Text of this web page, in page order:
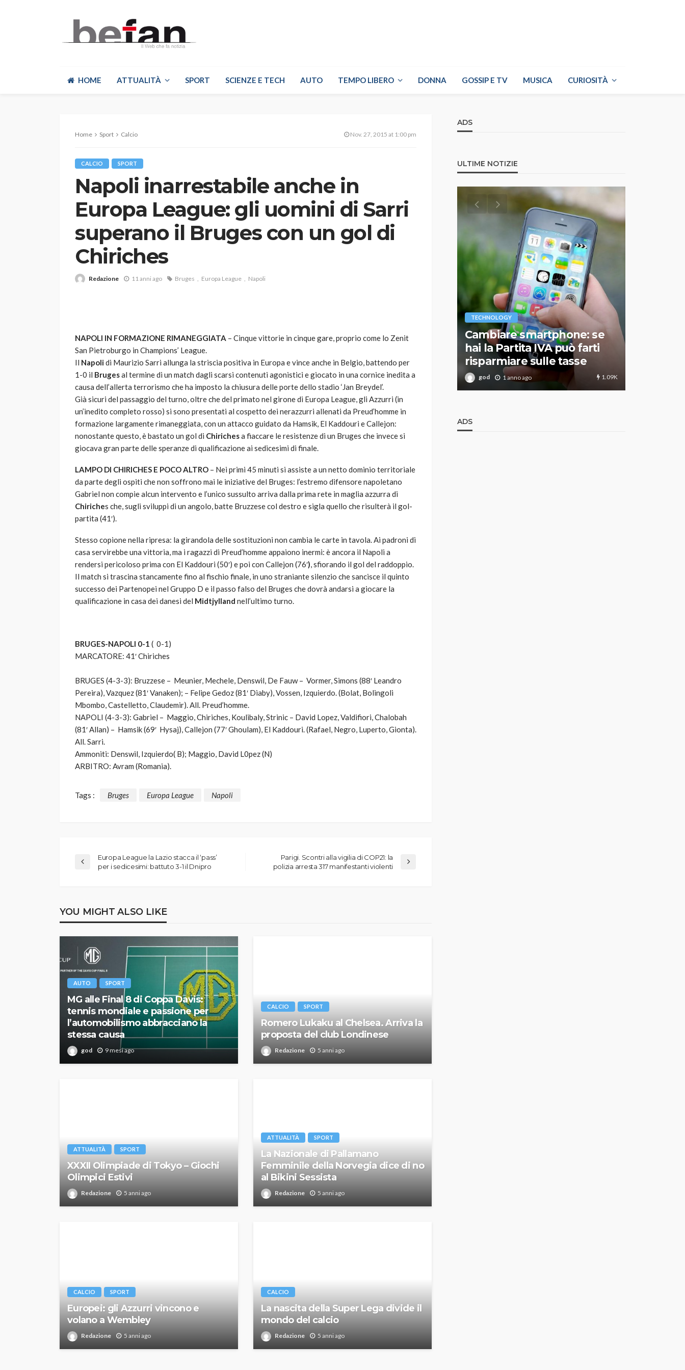
HOME ATTUALITÀ SPORT SCIENZE E TECH AUTO TEMPO LIBERO DONNA GOSSIP E TV MUSICA CURIOSITÀ
Home Sport Calcio Nov. 27, 2015 at 1:00 pm
CALCIO SPORT
Napoli inarrestabile anche in
Europa League: gli uomini di Sarri
superano il Bruges con un gol di
Chiriches
Redazione 11 anni ago Bruges Europa League Napoli
NAPOLI IN FORMAZIONE RIMANEGGIATA – Cinque vittorie in cinque gare, proprio come lo Zenit
San Pietroburgo in Champions’ League.
Il Napolidi Maurizio Sarri allunga la striscia positiva in Europa e vince anche in Belgio, battendo per
1-0 il Brugesal termine di un match dagli scarsi contenuti agonistici e giocato in una cornice inedita a
causa dell’allerta terrorismo che ha imposto la chiusura delle porte dello stadio ‘Jan Breydel’.
Già sicuri del passaggio del turno, oltre che del primato nel girone di Europa League, gli Azzurri (in
un’inedito completo rosso) si sono presentati al cospetto dei nerazzurri allenati da Preud’homme in
formazione largamente rimaneggiata, con un attacco guidato da Hamsik, El Kaddouri e Callejon:
nonostante questo, è bastato un gol di Chirichesa fiaccare le resistenze di un Bruges che invece si
giocava gran parte delle speranze di qualificazione ai sedicesimi di finale.
LAMPO DI CHIRICHES E POCO ALTRO – Nei primi 45 minuti si assiste a un netto dominio territoriale
da parte degli ospiti che non soffrono mai le iniziative del Bruges: l’estremo difensore napoletano
Gabriel non compie alcun intervento e l’unico sussulto arriva dalla prima rete in maglia azzurra di
Chiriches che, sugli sviluppi di un angolo, batte Bruzzese col destro e sigla quello che risulterà il gol-
partita (41′).
Stesso copione nella ripresa: la girandola delle sostituzioni non cambia le carte in tavola. Ai padroni di
casa servirebbe una vittoria, ma i ragazzi di Preud’homme appaiono inermi: è ancora il Napoli a
rendersi pericoloso prima con El Kaddouri (50′) e poi con Callejon (76′), sfiorando il gol del raddoppio.
Il match si trascina stancamente fino al fischio finale, in uno straniante silenzio che sancisce il quinto
successo dei Partenopei nel Gruppo D e il passo falso del Bruges che dovrà andarsi a giocare la
qualificazione in casa dei danesi del Midtjylland nell’ultimo turno.
BRUGES-NAPOLI 0-1 ( 0-1)
MARCATORE: 41′ Chiriches
BRUGES (4-3-3): Bruzzese – Meunier, Mechele, Denswil, De Fauw – Vormer, Simons (88′ Leandro
Pereira), Vazquez (81′ Vanaken); – Felipe Gedoz (81′ Diaby), Vossen, Izquierdo. (Bolat, Bolingoli
Mbombo, Castelletto, Claudemir).All. Preud’homme.
NAPOLI (4-3-3): Gabriel – Maggio, Chiriches, Koulibaly, Strinic – David Lopez, Valdifiori, Chalobah
(81′ Allan) – Hamsik (69′ Hysaj), Callejon (77′ Ghoulam), El Kaddouri. (Rafael, Negro, Luperto, Gionta).
All.Sarri.
Ammoniti: Denswil, Izquierdo( B); Maggio, David L0pez (N)
ARBITRO: Avram (Romania).
Tags : Bruges Europa League Napoli
Europa League la Lazio stacca il ‘pass’
per i sedicesimi: battuto 3-1 il Dnipro
Parigi. Scontri alla vigilia di COP21: la
polizia arresta 317 manifestanti violenti
YOU MIGHT ALSO LIKE
AUTO SPORT
MG alle Final 8 di Coppa Davis:
tennis mondiale e passione per
l’automobilismo abbracciano la
stessa causa
god 9 mesi ago
CALCIO SPORT
Romero Lukaku al Chelsea. Arriva la
proposta del club Londinese
Redazione 5 anni ago
ATTUALITÀ SPORT
XXXII Olimpiade di Tokyo – Giochi
Olimpici Estivi
Redazione 5 anni ago
ATTUALITÀ SPORT
La Nazionale di Pallamano
Femminile della Norvegia dice di no
al Bikini Sessista
Redazione 5 anni ago
CALCIO SPORT
Europei: gli Azzurri vincono e
volano a Wembley
Redazione 5 anni ago
CALCIO
La nascita della Super Lega divide il
mondo del calcio
Redazione 5 anni ago
ADS
ULTIME NOTIZIE
Robot tagliaerba: quale
scegliere per il tuo prato
god 1 anno ago 784
passione per
abbracciano la stessa causa
god 9 mesi ago
TECHNOLOGY
Cambiare smartphone: se
hai la Partita IVA può farti
risparmiare sulle tasse
god 1 anno ago 1.09K
ADS